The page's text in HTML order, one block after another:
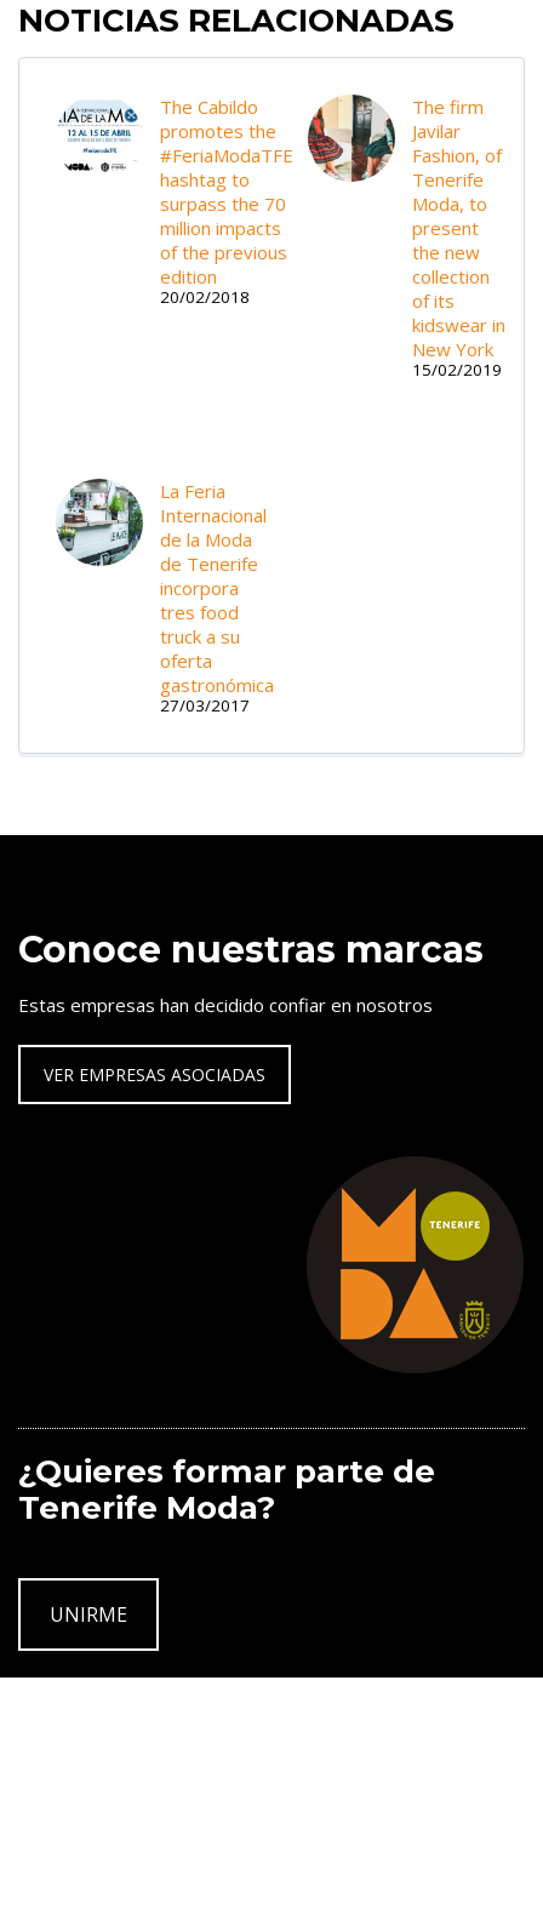
NOTICIAS RELACIONADAS
The Cabildo
promotes the
#FeriaModaTFE
hashtag to
surpass the 70
million impacts
of the previous
edition
20/02/2018
The firm
Javilar
Fashion, of
Tenerife
Moda, to
present
the new
collection
of its
kidswear in
New York
15/02/2019
La Feria
Internacional
de la Moda
de Tenerife
incorpora
tres food
truck a su
oferta
gastronómica
27/03/2017
Conoce nuestras marcas
Estas empresas han decidido confiar en nosotros
VER EMPRESAS ASOCIADAS
¿Quieres formar parte de
Tenerife Moda?
UNIRME